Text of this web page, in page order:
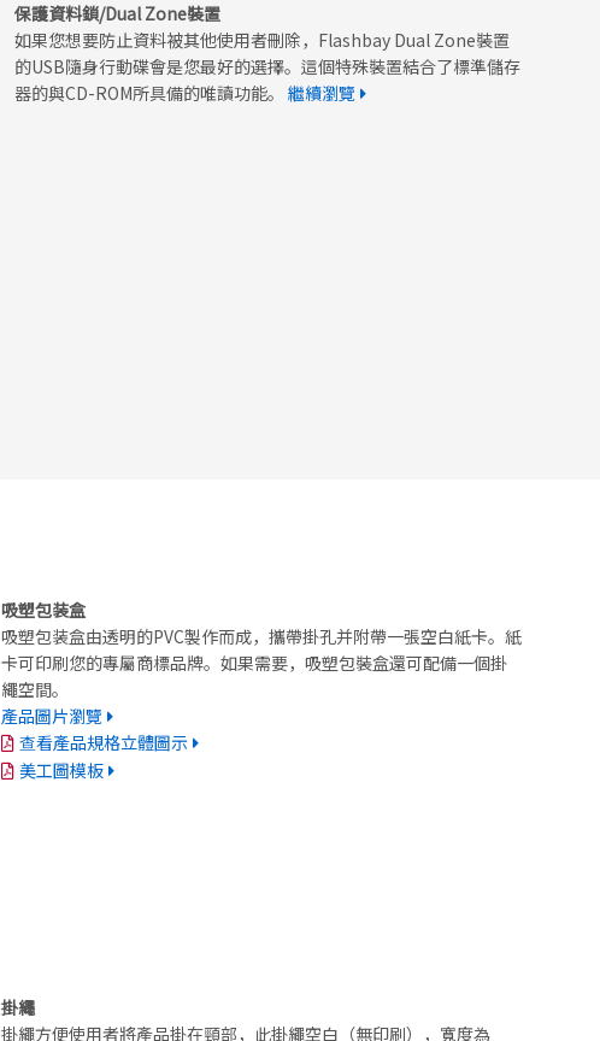
保護資料鎖/Dual Zone裝置
如果您想要防止資料被其他使用者刪除，Flashbay Dual Zone裝置
的USB隨身行動碟會是您最好的選擇。這個特殊裝置結合了標準儲存
器的與CD-ROM所具備的唯讀功能。繼續瀏覽
吸塑包装盒
吸塑包装盒由透明的PVC製作而成，攜帶掛孔并附帶一張空白紙卡。紙
卡可印刷您的專屬商標品牌。如果需要，吸塑包裝盒還可配備一個掛
繩空間。
產品圖片瀏覽
查看產品規格立體圖示
美工圖模板
掛繩
掛繩方便使用者將產品掛在頸部，此掛繩空白（無印刷），寬度為